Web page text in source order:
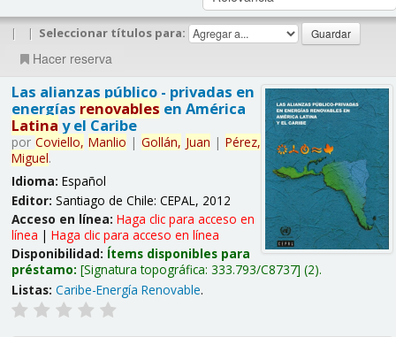
| | Seleccionar títulos para:
Hacer reserva
Las alianzas público - privadas en
energías renovables en América
Latina y el Caribe
por Coviello, Manlio | Gollán, Juan | Pérez,
Miguel.
Idioma: Español
Editor: Santiago de Chile: CEPAL, 2012
Acceso en línea: Haga clic para acceso en
línea | Haga clic para acceso en línea
Disponibilidad: Ítems disponibles para
préstamo: Signatura topográfica: 333.793/C8737 (2).
Listas: Caribe-Energía Renovable.